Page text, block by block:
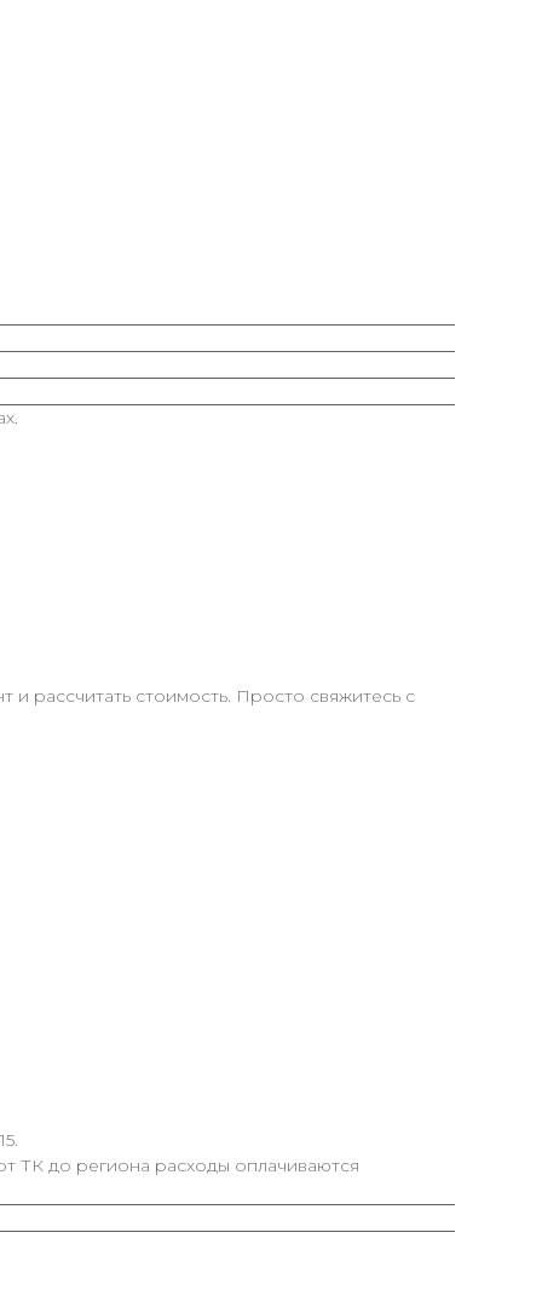
рассчитать стоимость. Просто свяжитесь с
ТК до региона расходы оплачиваются